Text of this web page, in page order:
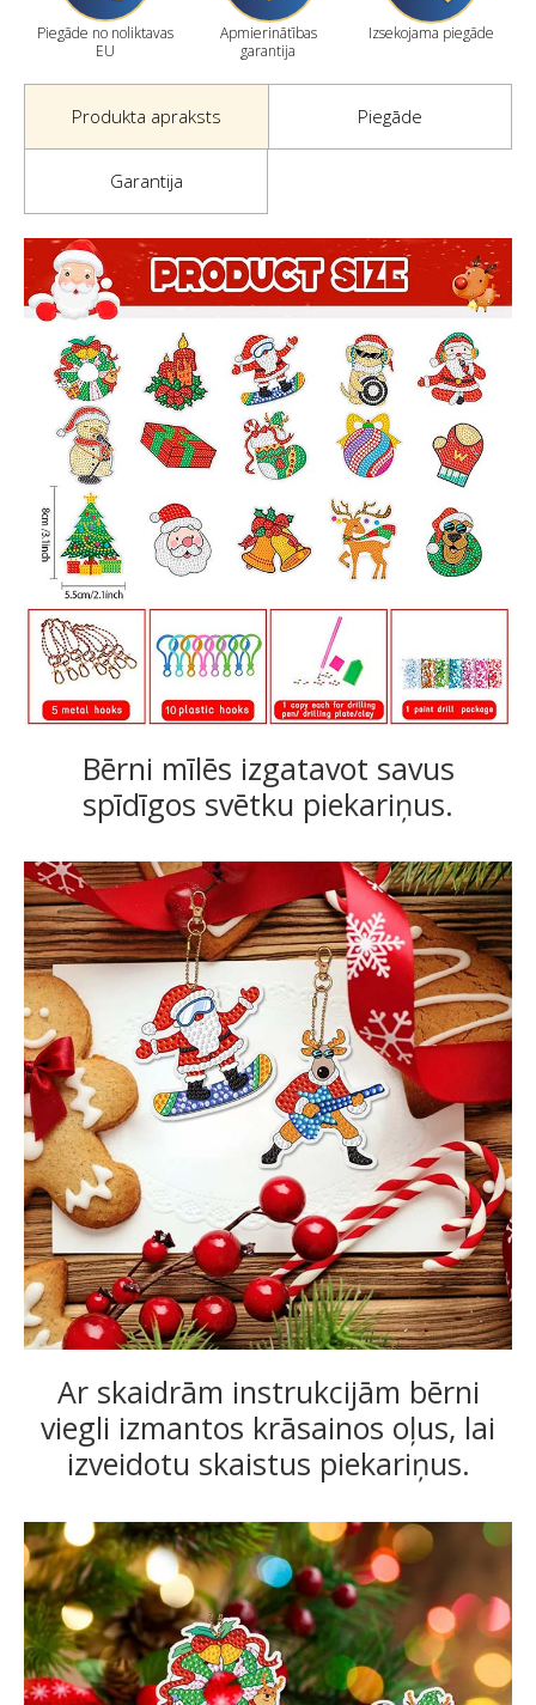
Piegāde no noliktavas
EU
Apmierinātības
garantija
Izsekojama piegāde
Produkta apraksts Piegāde
Garantija
Bērni mīlēs izgatavot savus
spīdīgos svētku piekariņus.
Ar skaidrām instrukcijām bērni
viegli izmantos krāsainos oļus, lai
izveidotu skaistus piekariņus.